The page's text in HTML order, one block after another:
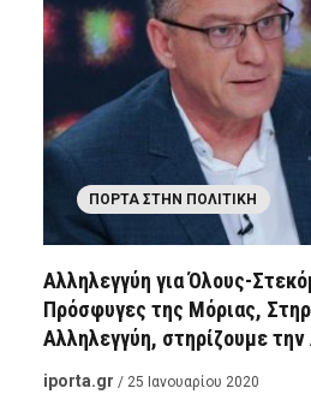
ΠΌΡΤΑ ΣΤΗΝ ΠΟΛΙΤΙΚΉ
Αλληλεγγύη για Όλους-
Πρόσφυγες της Μόριας,
Αλληλεγγύη, στηρίζουμε
iporta.gr / 25 Ιανουαρίου 2020